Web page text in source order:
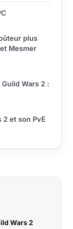
plus
Mesmer
Wars 2 :
2 et son PvE
Wars 2